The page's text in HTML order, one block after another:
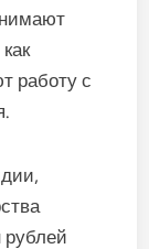
работу с
рублей